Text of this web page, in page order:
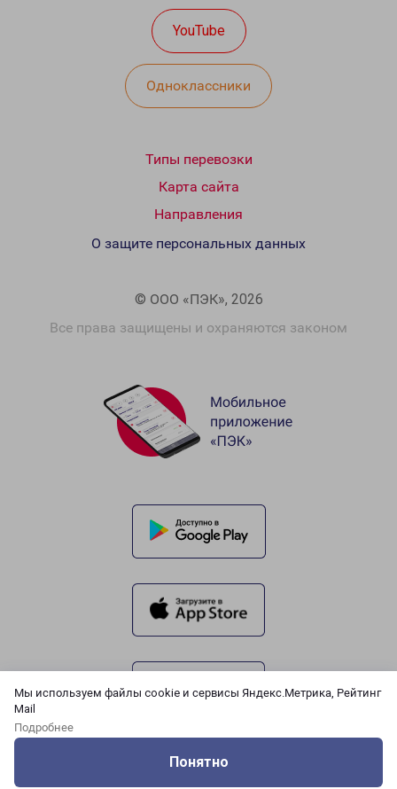
Мы используем файлы cookie и сервисы Яндекс.Метрика, Рейтинг
Mail
Подробнее
Понятно
YouTube
Одноклассники
Типы перевозки
Карта сайта
Направления
© ООО «ПЭК», 2026
Все права защищены и охраняются законом
О защите персональных данных